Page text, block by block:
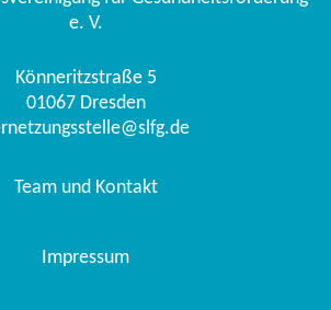
e. V.
Könneritzstraße 5
01067 Dresden
Team und Kontakt
Impressum